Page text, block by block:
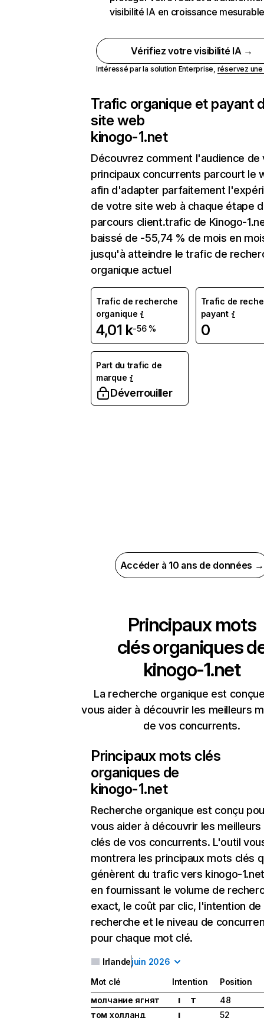
visibilité IA en croissance
Vérifiez votre visibilité IA →
Intéressé par la solution Enterprise, réservez
Trafic organique et payant
site web
kinogo-1.net
Découvrez comment l'audience de
principaux concurrents parcourt le
afin d'adapter parfaitement
de votre site web à chaque étape
parcours client.trafic de Kinogo-
baissé de -55,74 % de mois en
jusqu'à atteindre le trafic de
organique actuel
Trafic de recherche
organique
4,01 k-56 %
Trafic de
payant
0
Part du trafic de
marque
Déverrouiller
Accéder à 10 ans de données →
Principaux mots
clés organiques
kinogo-1.net
La recherche organique est
vous aider à découvrir les meilleurs
de vos concurrents.
Principaux mots clés
organiques de
kinogo-1.net
Recherche organique est conçu
vous aider à découvrir les
clés de vos concurrents. L'outil
montrera les principaux mots clés
génèrent du trafic vers kinogo-
en fournissant le volume de
exact, le coût par clic, l'intention de
recherche et le niveau de
pour chaque mot clé.
Irlandejuin 2026
Mot clé Intention
Position
молчание ягнят
I T
48
том холланд
I 52